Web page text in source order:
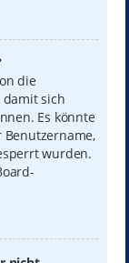
die
damit sich
Es könnte
Benutzername,
wurden.